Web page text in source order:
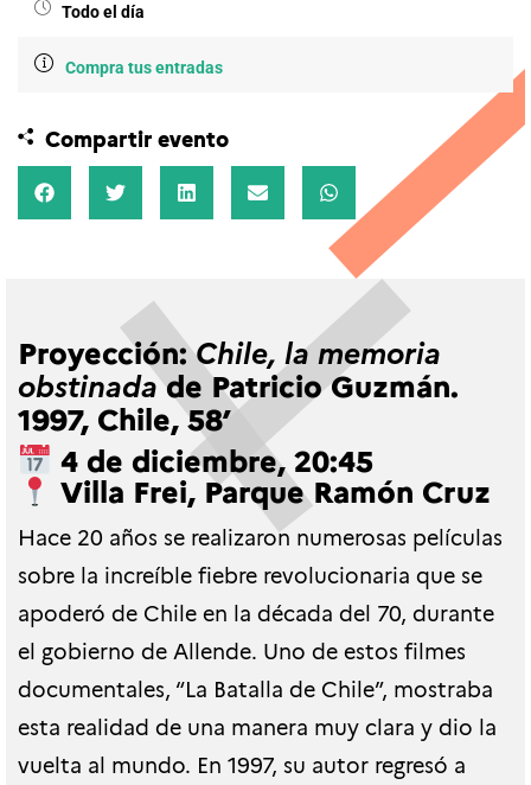
Todo el día
Compra tus entradas
Compartir evento
Proyección:Chile, la memoria
obstinadade Patricio Guzmán.
1997, Chile, 58’
4 de diciembre, 20:45
Villa Frei, Parque Ramón Cruz
Hace 20 años se realizaron numerosas películas
sobre la increíble fiebre revolucionaria que se
apoderó de Chile en la década del 70, durante
el gobierno de Allende. Uno de estos filmes
documentales, “La Batalla de Chile”, mostraba
esta realidad de una manera muy clara y dio la
vuelta al mundo. En 1997, su autor regresó a